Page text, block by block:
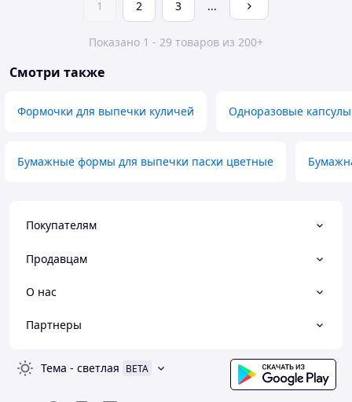
1 2 3 ...
Показано 1 - 29 товаров из 200+
Смотри также
Формочки для выпечки куличей Одноразовые
Бумажные формы для выпечки пасхи цветные
Покупателям
Продавцам
О нас
Партнеры
Тема - светлая BETA